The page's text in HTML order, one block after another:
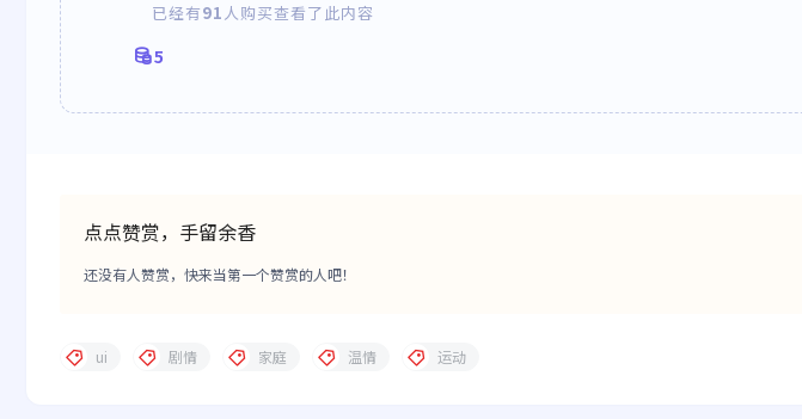
已经有91人购买查看了此内容
5
点点赞赏，手留余香
还没有人赞赏，快来当第一个赞赏的人吧！
ui 剧情 家庭 温情 运动